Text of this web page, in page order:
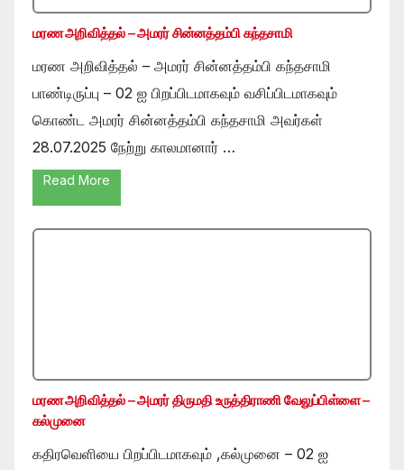
மரண அறிவித்தல் – அமரர் சின்னத்தம்பி கந்தசாமி
மரண அறிவித்தல் – அமரர் சின்னத்தம்பி கந்தசாமி
பாண்டிருப்பு – 02 ஐ பிறப்பிடமாகவும் வசிப்பிடமாகவும்
கொண்ட அமரர் சின்னத்தம்பி கந்தசாமி அவர்கள்
28.07.2025 நேற்று காலமானார் …
Read More
மரண அறிவித்தல் – அமரர் திருமதி உருத்திராணி வேலுப்பிள்ளை –
கல்முனை
கதிரவெளியை பிறப்பிடமாகவும் ,கல்முனை – 02 ஐ